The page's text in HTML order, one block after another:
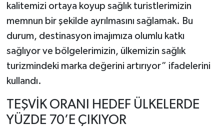
kalitemizi ortaya koyup sağlık turistlerimizin
memnun bir şekilde ayrılmasını sağlamak. Bu
durum, destinasyon imajımıza olumlu katkı
sağlıyor ve bölgelerimizin, ülkemizin sağlık
turizmindeki marka değerini artırıyor” ifadelerini
kullandı.
TEŞVİK ORANI HEDEF ÜLKELERDE
YÜZDE 70’E ÇIKIYOR